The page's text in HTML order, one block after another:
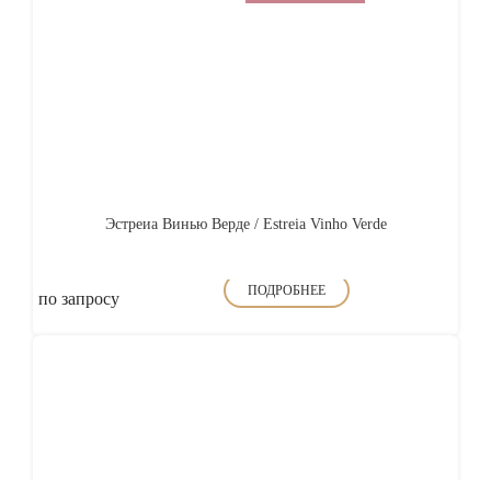
Эстреиа Винью Верде / Estreia Vinho Verde
по запросу ПОДРОБНЕЕ